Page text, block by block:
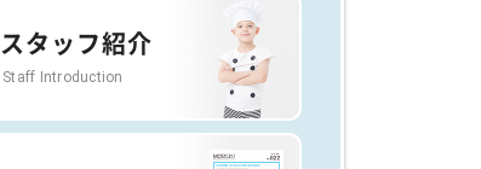
スタッフ紹介
Staff Introduction